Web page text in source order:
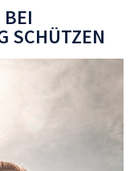
SCHÜTZEN